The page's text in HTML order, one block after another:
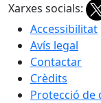
Xarxes socials:
Accessibilitat
Avís legal
Contactar
Crèdits
Protecció de